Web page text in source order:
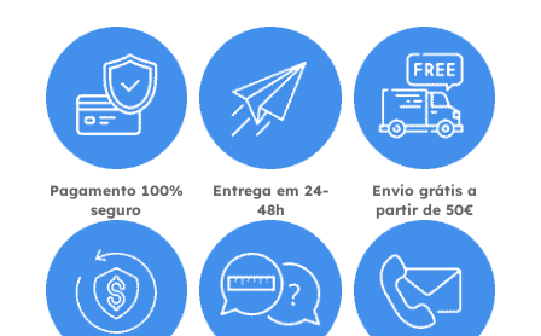
Pagamento 100%
seguro
Entrega em 24-
48h
Envio grátis a
partir de 50€